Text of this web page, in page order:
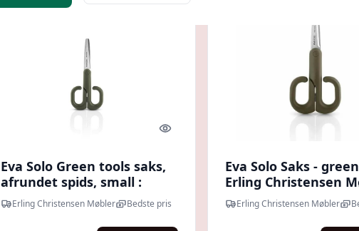
Quick look
Eva Solo Green tools saks,
afrundet spids, small :
Erling Christensen Møbler
Erling Christensen Møbler Bedste pris
Eva Solo Saks -
Erling Christensen
Erling Christensen Møbler